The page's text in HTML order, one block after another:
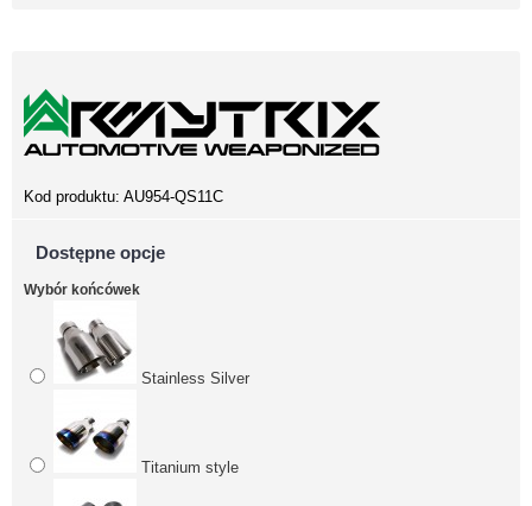
Kod produktu: AU954-QS11C
Dostępne opcje
Wybór końcówek
Stainless Silver
Titanium style